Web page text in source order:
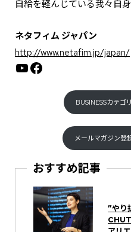
自給を軽んじている我々自
ネタフィム ジャパン
http://www.netafim.jp/japan/
YouTube
Facebook
BUSINESSカテゴ
メールマガジン登
おすすめ記事
”やり